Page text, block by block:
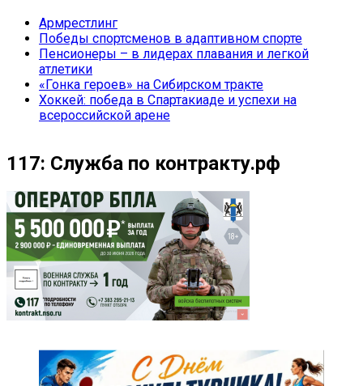
Армрестлинг
Победы спортсменов в адаптивном спорте
Пенсионеры – в лидерах плавания и легкой
атлетики
«Гонка героев» на Сибирском тракте
Хоккей: победа в Спартакиаде и успехи на
всероссийской арене
117: Служба по контракту.рф